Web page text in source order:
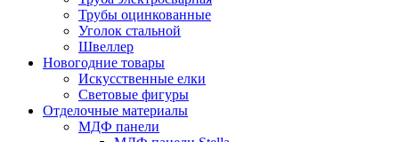
Трубы оцинкованные
Уголок стальной
Швеллер
Новогодние товары
Искусственные елки
Световые фигуры
Отделочные материалы
МДФ панели